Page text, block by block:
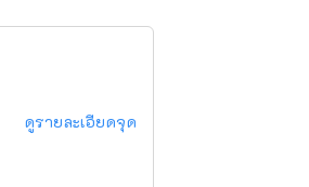
ดูรายละเอียดจุด